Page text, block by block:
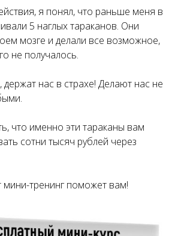
я понял, что раньше меня в
5 наглых тараканов. Они
мозге и делали все возможное,
не получалось.
держат нас в страхе! Делают нас не
что именно эти тараканы вам
сотни тысяч рублей через
мини-тренинг поможет вам!